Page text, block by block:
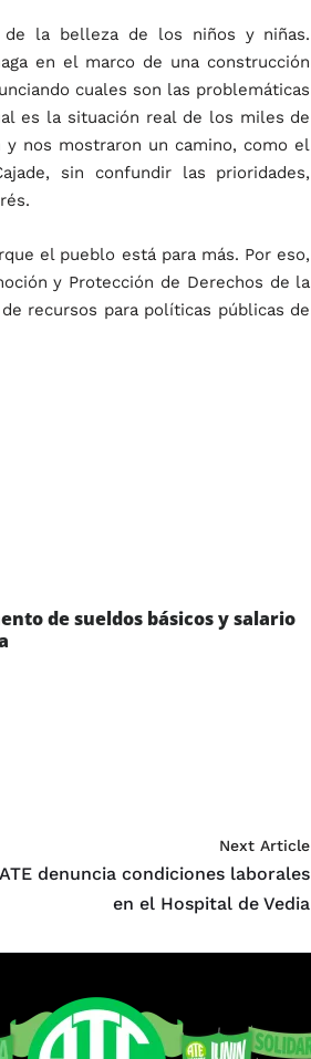
la belleza de los niños y niñas.
en el marco de una construcción
cuales son las problemáticas
es la situación real de los miles de
nos mostraron un camino, como el
sin confundir las prioridades,
el pueblo está para más. Por eso,
y Protección de Derechos de la
recursos para políticas públicas de
de sueldos básicos y salario
Next Article
ATE denuncia condiciones laborales
en el Hospital de Vedia